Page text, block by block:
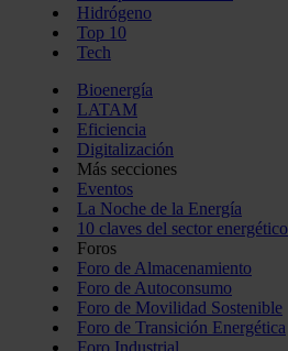
Hidrógeno
Top 10
Tech
Bioenergía
LATAM
Eficiencia
Digitalización
Más secciones
Eventos
La Noche de la Energía
10 claves del sector energético
Foros
Foro de Almacenamiento
Foro de Autoconsumo
Foro de Movilidad Sostenible
Foro de Transición Energética
Foro Industrial